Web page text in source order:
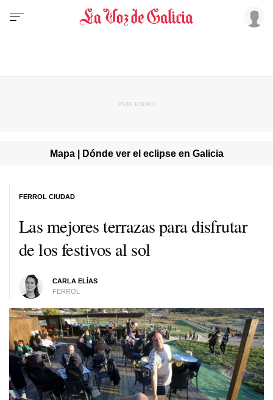
Mapa | Dónde ver el eclipse en Galicia
Las mejores terrazas para disfrutar
de los festivos al sol
CARLA ELÍAS
FERROL
FERROL CIUDAD